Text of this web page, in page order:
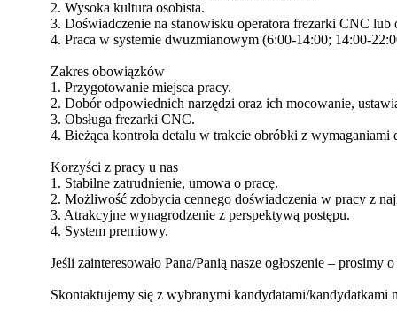
2. Wysoka kultura osobista.
3. Doświadczenie na stanowisku operatora frezarki CNC
4. Praca w systemie dwuzmianowym (6:00-14:00; 14:00-
Zakres obowiązków
1. Przygotowanie miejsca pracy.
2. Dobór odpowiednich narzędzi oraz ich mocowanie,
3. Obsługa frezarki CNC.
4. Bieżąca kontrola detalu w trakcie obróbki z wymaganiami
Korzyści z pracy u nas
1. Stabilne zatrudnienie, umowa o pracę.
2. Możliwość zdobycia cennego doświadczenia w pracy z
3. Atrakcyjne wynagrodzenie z perspektywą postępu.
4. System premiowy.
Jeśli zainteresowało Pana/Panią nasze ogłoszenie –
Skontaktujemy się z wybranymi kandydatami/kandydatkami